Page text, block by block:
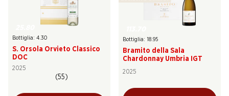
Bottiglia: 4.30
S. Orsola Orvieto Classico
DOC
2025
(55)
Bottiglia: 18.95
Bramito della Sala
Chardonnay Umbria IGT
2025